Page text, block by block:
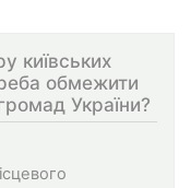
київських
обмежити
України?